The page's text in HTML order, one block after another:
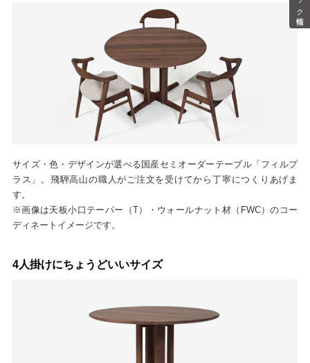
サイズ・色・デザインが選べる国産セミオーダーテーブル「フィルプ
ラス」。飛騨高山の職人がご注文を受けてから丁寧につくりあげま
す。
※画像は天板小口テーパー（T）・ウォールナット材（FWC）のコー
ディネートイメージです。
4人掛けにちょうどいいサイズ